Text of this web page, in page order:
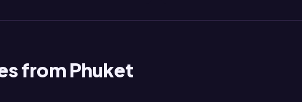
from Phuket